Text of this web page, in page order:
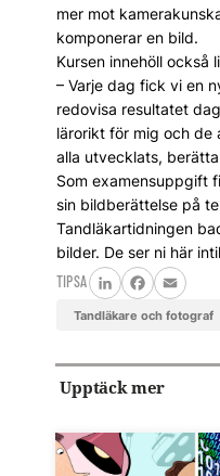
mer mot
komponerar en bild.
Kursen innehöll också
– Varje dag fick vi en
redovisa resultatet
lärorikt för mig och de
alla utvecklats,
Som examensuppgift
sin bildberättelse på
Tandläkartidningen
bilder. De ser ni här
TIPSA
LinkedInFacebook
Email
tandläkare och fotograf
Upptäck mer